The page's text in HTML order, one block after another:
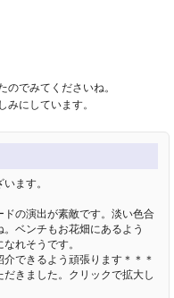
のでみてくださいね。
みにしています。
ます。
の演出が素敵です。淡い色合
ベンチもお花畑にあるよう
れそうです。
できるよう頑張ります＊＊＊
だきました。クリックで拡大し